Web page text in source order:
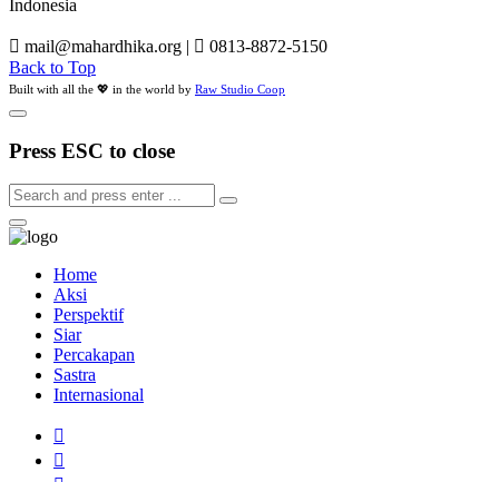
Indonesia
mail@mahardhika.org |
0813-8872-5150
Back to Top
Built with all the 💖 in the world by Raw Studio Coop
Press ESC to close
Home
Aksi
Perspektif
Siar
Percakapan
Sastra
Internasional